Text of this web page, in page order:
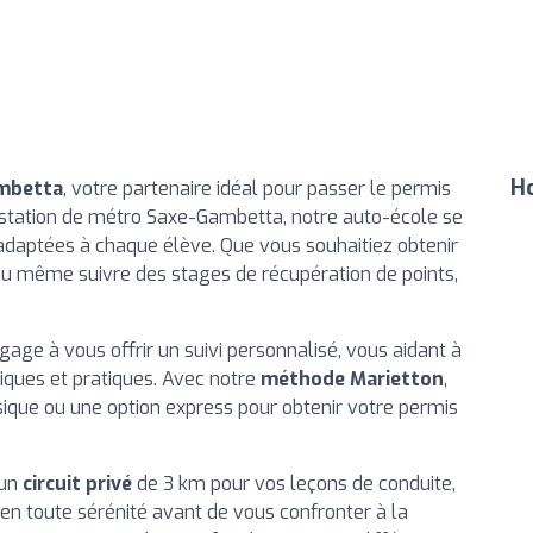
, votre partenaire idéal pour passer le permis
de métro Saxe-Gambetta, notre auto-école se
à chaque élève. Que vous souhaitiez obtenir
même suivre des stages de récupération de points,
à vous offrir un suivi personnalisé, vous aidant à
et pratiques. Avec notre méthode Marietton,
ou une option express pour obtenir votre permis
circuit privéde 3 km pour vos leçons de conduite,
toute sérénité avant de vous confronter à la